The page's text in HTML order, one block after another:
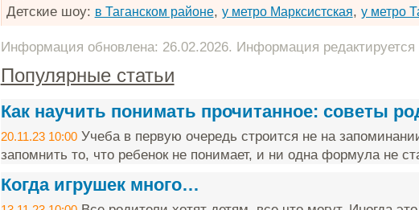
Детские шоу: в Таганском районе, у метро Марксистская, у метро
Информация обновлена: 26.02.2026. Информация
Популярные статьи
Как научить понимать прочитанное: советы
20.11.23 10:00Учеба в первую очередь строится не на
запомнить то, что ребенок не понимает, и ни одна формула не
Когда игрушек много…